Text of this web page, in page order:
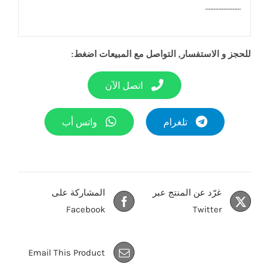
………………….
للحجز و الاستفسار, التواصل مع المبيعات اضغط:
اتصل الآن
تلغرام واتس أب
المشاركة على
Facebook
غرّد عن المنتج عبر
Twitter
Email This Product